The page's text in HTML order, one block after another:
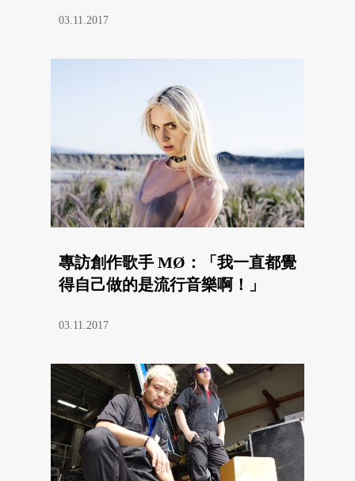
03.11.2017
專訪創作歌手 MØ：「我一直都覺
得自己做的是流行音樂啊！」
03.11.2017